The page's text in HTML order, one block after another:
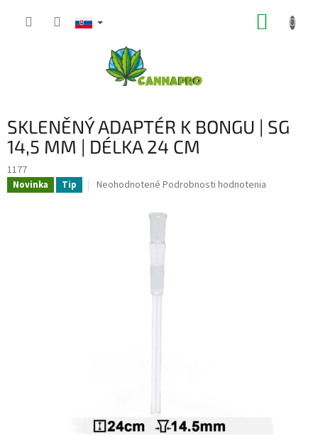
SKLENĚNÝ ADAPTÉR K BONGU | SG
14,5 MM | DÉLKA 24 CM
1177
Novinka Tip
Priemerné
Neohodnotené Podrobnosti hodnotenia